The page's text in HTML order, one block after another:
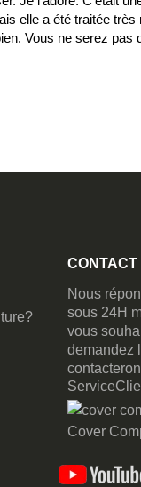
elle a été traitée très
Vous ne serez pas
CONTACT
Nous
sous 24H
vous
demandez
Cover